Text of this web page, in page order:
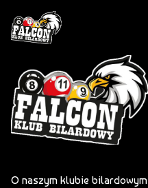
O naszym klubie bilardowym